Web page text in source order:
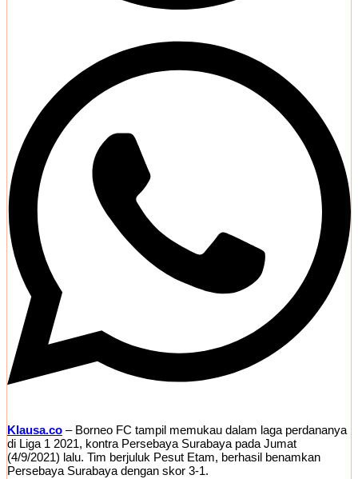
Klausa.co – Borneo FC tampil memukau dalam laga perdananya
di Liga 1 2021, kontra Persebaya Surabaya pada Jumat
(4/9/2021) lalu. Tim berjuluk Pesut Etam, berhasil benamkan
Persebaya Surabaya dengan skor 3-1.